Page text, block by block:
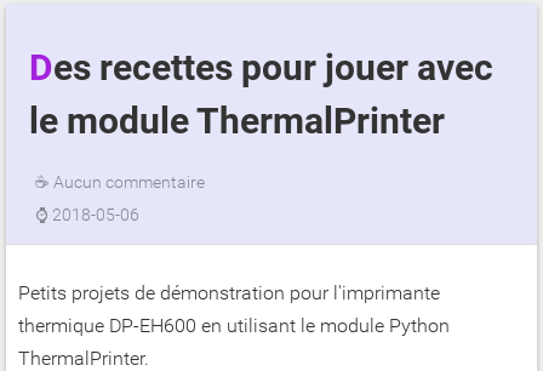
Des recettes pour jouer avec
le module ThermalPrinter
☕ Aucun commentaire
⌚ 2018-05-06
Petits projets de démonstration pour l'imprimante
thermique DP-EH600 en utilisant le module Python
ThermalPrinter.